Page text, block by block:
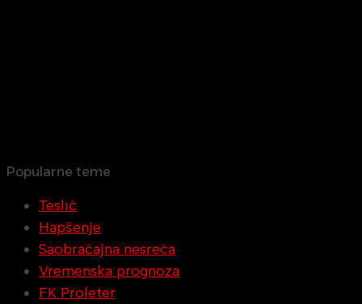
Popularne teme
Teslić
Hapšenje
Saobraćajna nesreća
Vremenska prognoza
FK Proleter